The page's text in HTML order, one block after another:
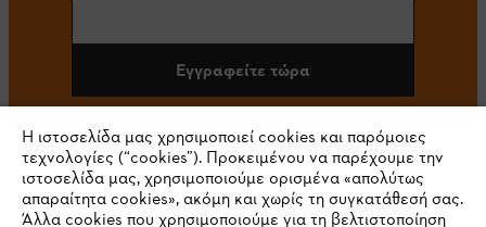
Εγγραφείτε τώρα
#STIHL
Η ιστοσελίδα μας χρησιμοποιεί cookies και παρόμοιες
τεχνολογίες (“cookies”). Προκειμένου να παρέχουμε την
ιστοσελίδα μας, χρησιμοποιούμε ορισμένα «απολύτως
απαραίτητα cookies», ακόμη και χωρίς τη συγκατάθεσή σας.
Άλλα cookies που χρησιμοποιούμε για τη βελτιστοποίηση